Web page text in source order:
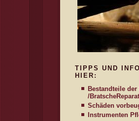
TIPPS UND
HIER:
Bestandteile der
/Bratsche
Schäden
Instrumenten